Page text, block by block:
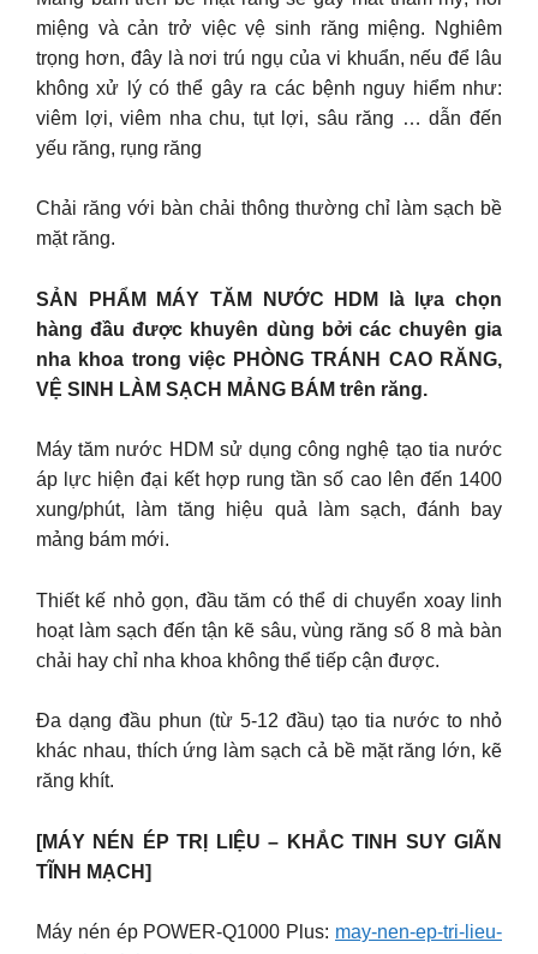
miệng và cản trở việc vệ sinh răng miệng. Nghiêm
trọng hơn, đây là nơi trú ngụ của vi khuẩn, nếu để lâu
không xử lý có thể gây ra các bệnh nguy hiểm như:
viêm lợi, viêm nha chu, tụt lợi, sâu răng … dẫn đến
yếu răng, rụng răng
Chải răng với bàn chải thông thường chỉ làm sạch bề
mặt răng.
SẢN PHẨM MÁY TĂM NƯỚC HDM là lựa chọn
hàng đầu được khuyên dùng bởi các chuyên gia
nha khoa trong việc PHÒNG TRÁNH CAO RĂNG,
VỆ SINH LÀM SẠCH MẢNG BÁM trên răng.
Máy tăm nước HDM sử dụng công nghệ tạo tia nước
áp lực hiện đại kết hợp rung tần số cao lên đến 1400
xung/phút, làm tăng hiệu quả làm sạch, đánh bay
mảng bám mới.
Thiết kế nhỏ gọn, đầu tăm có thể di chuyển xoay linh
hoạt làm sạch đến tận kẽ sâu, vùng răng số 8 mà bàn
chải hay chỉ nha khoa không thể tiếp cận được.
Đa dạng đầu phun (từ 5-12 đầu) tạo tia nước to nhỏ
khác nhau, thích ứng làm sạch cả bề mặt răng lớn, kẽ
răng khít.
[MÁY NÉN ÉP TRỊ LIỆU – KHẮC TINH SUY GIÃN
TĨNH MẠCH]
Máy nén ép POWER-Q1000 Plus: may-nen-ep-tri-lieu-